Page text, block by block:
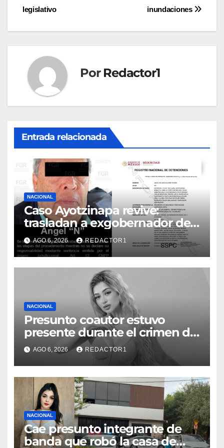
entradas
inundaciones
legislativo
Por Redactor1
Entrada relacionada
NACIONAL
Caso Ayotzinapa revive:
trasladan a exgobernador de
Guerrero a prisión federal
AGO 6, 2026 REDACTOR1
NACIONAL
Presunto coautor estuvo
presente durante el crimen de
Valeria Márquez: Fiscalía
AGO 6, 2026 REDACTOR1
NACIONAL
Cae presunto integrante de
banda que robó la casa de